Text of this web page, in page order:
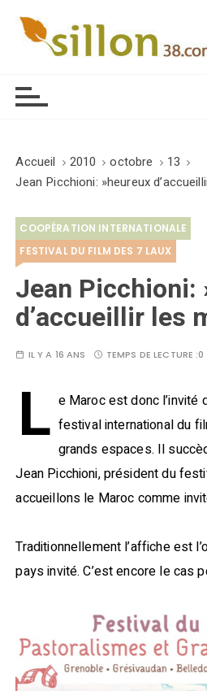
Accueil 2010 octobre
13
Jean Picchioni: »heureux
COOPÉRATION INTERNATIONALE
FESTIVAL DU FILM DES 7 LAUX
Jean Picchioni:
d’accueillir les
IL Y A 16 ANS TEMPS DE LECTURE :0
L e Maroc est donc l’invité
festival international du
grands espaces. Il
Jean Picchioni, président du
accueillons le Maroc comme
Traditionnellement l’affiche est
pays invité. C’est encore le cas